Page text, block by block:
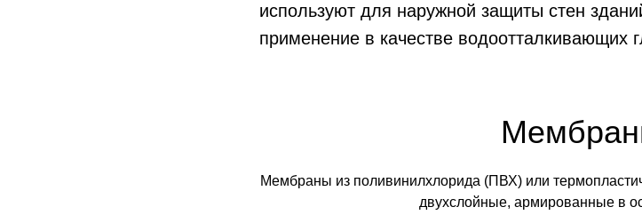
используют для наружной защиты стен
применение в качестве водоотталкивающих
Мембраны из поливинилхлорида (ПВХ) или
двухслойные, армированные в